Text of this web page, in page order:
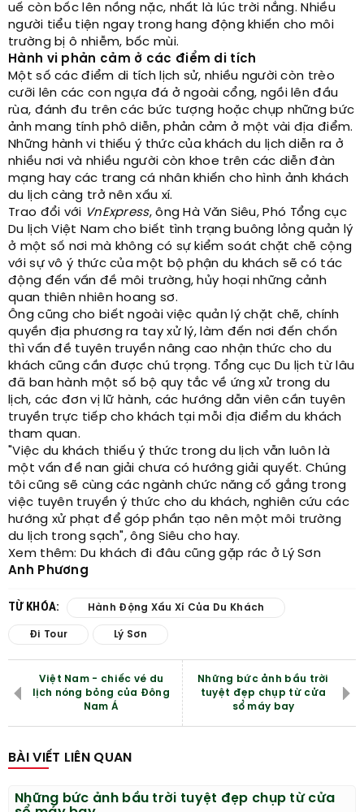
uế còn bốc lên nồng nặc, nhất là lúc trời nắng. Nhiều
người tiểu tiện ngay trong hang động khiến cho môi
trường bị ô nhiễm, bốc mùi.
Hành vi phản cảm ở các điểm di tích
Một số các điểm di tích lịch sử, nhiều người còn trèo
cưỡi lên các con ngựa đá ở ngoài cổng, ngồi lên đầu
rùa, đánh đu trên các bức tượng hoặc chụp những bức
ảnh mang tính phô diễn, phản cảm ở một vài địa điểm.
Những hành vi thiếu ý thức của khách du lịch diễn ra ở
nhiều nơi và nhiều người còn khoe trên các diễn đàn
mạng hay các trang cá nhân khiến cho hình ảnh khách
du lịch càng trở nên xấu xí.
Trao đổi với VnExpress, ông Hà Văn Siêu, Phó Tổng cục
Du lịch Việt Nam cho biết tình trạng buông lỏng quản lý
ở một số nơi mà không có sự kiểm soát chặt chẽ cộng
với sự vô ý thức của một bộ phận du khách sẽ có tác
động đến vấn đề môi trường, hủy hoại những cảnh
quan thiên nhiên hoang sơ.
Ông cũng cho biết ngoài việc quản lý chặt chẽ, chính
quyền địa phương ra tay xử lý, làm đến nơi đến chốn
thì vấn đề tuyên truyền nâng cao nhận thức cho du
khách cũng cần được chú trọng. Tổng cục Du lịch từ lâu
đã ban hành một số bộ quy tắc về ứng xử trong du
lịch, các đơn vị lữ hành, các hướng dẫn viên cần tuyên
truyền trực tiếp cho khách tại mỗi địa điểm du khách
tham quan.
"Việc du khách thiếu ý thức trong du lịch vẫn luôn là
một vấn đề nan giải chưa có hướng giải quyết. Chúng
tôi cũng sẽ cùng các ngành chức năng cố gắng trong
việc tuyên truyền ý thức cho du khách, nghiên cứu các
hướng xử phạt để góp phần tạo nên một môi trường
du lịch trong sạch", ông Siêu cho hay.
Xem thêm: Du khách đi đâu cũng gặp rác ở Lý Sơn
Anh Phương
TỪ KHÓA: Hành Động Xấu Xí Của Du Khách
Đi Tour Lý Sơn
Việt Nam - chiếc vé du
lịch nóng bỏng của Đông
Nam Á
Những bức ảnh bầu trời
tuyệt đẹp chụp từ cửa
sổ máy bay
BÀI VIẾT LIÊN QUAN
Những bức ảnh bầu trời tuyệt đẹp chụp từ cửa